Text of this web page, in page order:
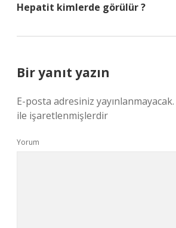
Hepatit kimlerde görülür ?
Bir yanıt yazın
E-posta adresiniz yayınlanmayacak.
ile işaretlenmişlerdir
Yorum